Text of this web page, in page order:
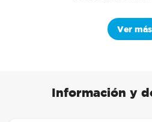
Ver más
Información y